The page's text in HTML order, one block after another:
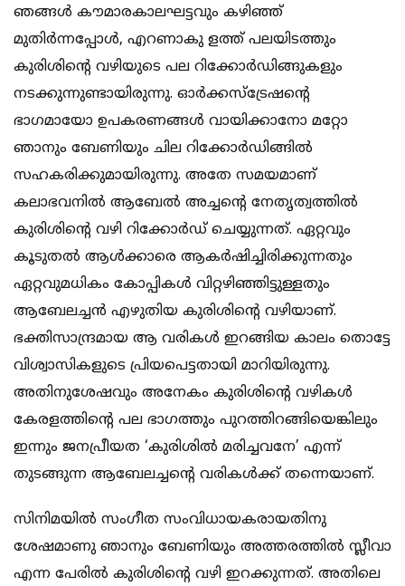
ഞങ്ങള്‍ കൗമാരകാലഘട്ടവും കഴിഞ്ഞ്
മുതിര്‍ന്നപ്പോള്‍, എറണാകു ളത്ത് പലയിടത്തും
കുരിശിന്റെ വഴിയുടെ പല റിക്കോര്‍ഡിങ്ങുകളും
നടക്കുന്നുണ്ടായിരുന്നു. ഓര്‍ക്കസ്‌ട്രേഷന്റെ
ഭാഗമായോ ഉപകരണങ്ങള്‍ വായിക്കാനോ മറ്റോ
ഞാനും ബേണിയും ചില റിക്കോര്‍ഡിങ്ങില്‍
സഹകരിക്കുമായിരുന്നു. അതേ സമയമാണ്
കലാഭവനില്‍ ആബേല്‍ അച്ചന്റെ നേതൃത്വത്തില്‍
കുരിശിന്റെ വഴി റിക്കോര്‍ഡ് ചെയ്യുന്നത്. ഏറ്റവും
കൂടുതല്‍ ആള്‍ക്കാരെ ആകര്‍ഷിച്ചിരിക്കുന്നതും
ഏറ്റവുമധികം കോപ്പികള്‍ വിറ്റഴിഞ്ഞിട്ടുള്ളതും
ആബേലച്ചന്‍ എഴുതിയ കുരിശിന്റെ വഴിയാണ്.
ഭക്തിസാന്ദ്രമായ ആ വരികള്‍ ഇറങ്ങിയ കാലം തൊട്ടേ
വിശ്വാസികളുടെ പ്രിയപെട്ടതായി മാറിയിരുന്നു.
അതിനുശേഷവും അനേകം കുരിശിന്റെ വഴികള്‍
കേരളത്തിന്റെ പല ഭാഗത്തും പുറത്തിറങ്ങിയെങ്കിലും
ഇന്നും ജനപ്രീയത ‘കുരിശില്‍ മരിച്ചവനേ’ എന്ന്
തുടങ്ങുന്ന ആബേലച്ചന്റെ വരികള്‍ക്ക് തന്നെയാണ്.
സിനിമയില്‍ സംഗീത സംവിധായകരായതിനു
ശേഷമാണു ഞാനും ബേണിയും അത്തരത്തില്‍ സ്ലീവാ
എന്ന പേരില്‍ കുരിശിന്റെ വഴി ഇറക്കുന്നത്. അതിലെ